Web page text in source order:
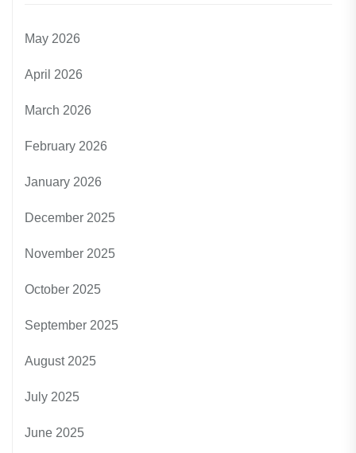
May 2026
April 2026
March 2026
February 2026
January 2026
December 2025
November 2025
October 2025
September 2025
August 2025
July 2025
June 2025